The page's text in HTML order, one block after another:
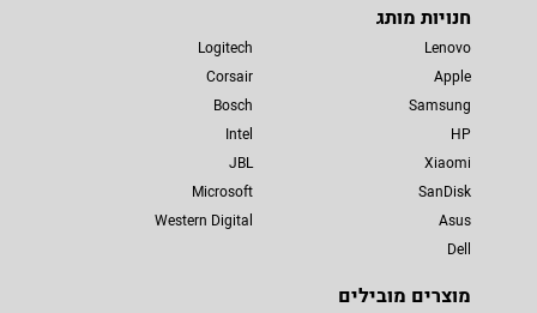
חנויות מותג
Lenovo
Apple
Samsung
HP
Xiaomi
SanDisk
Asus
Dell
Logitech
Corsair
Bosch
Intel
JBL
Microsoft
Western Digital
מוצרים מובילים